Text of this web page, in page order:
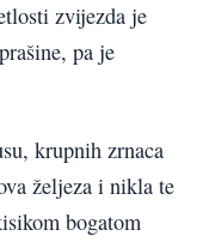
zvijezda je
pa je
krupnih zrnaca
željeza i nikla te
bogatom